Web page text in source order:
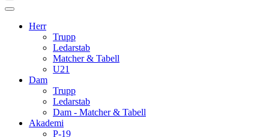
Herr
Trupp
Ledarstab
Matcher & Tabell
U21
Dam
Trupp
Ledarstab
Dam - Matcher & Tabell
Akademi
P-19